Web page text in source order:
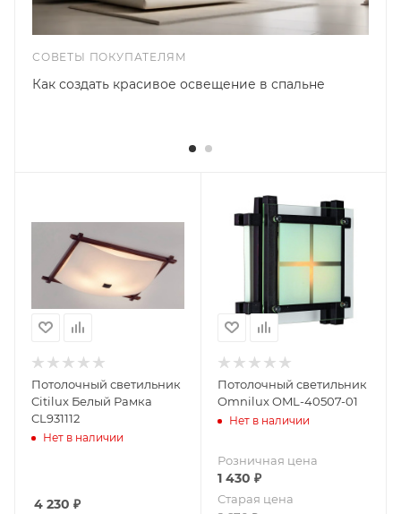
СОВЕТЫ ПОКУПАТЕЛЯМ
Как создать красивое освещение в спальне
Потолочный светильник
Citilux Белый Рамка
CL931112
Нет в наличии
4 230 ₽
Потолочный светильник
Omnilux OML-40507-01
Нет в наличии
Розничная цена
1 430 ₽
Старая цена